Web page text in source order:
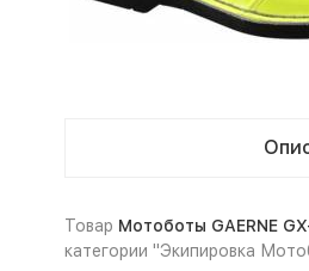
Товар Мотоботы GAERNE
категории "Экипировка